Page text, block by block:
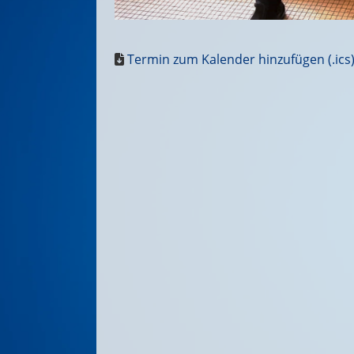
Termin zum Kalender hinzufügen (.ics)